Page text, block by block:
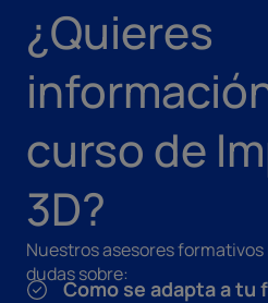
¿Quieres
curso de
3D?
Nuestros asesores
dudas sobre:
Como se adapta a tu